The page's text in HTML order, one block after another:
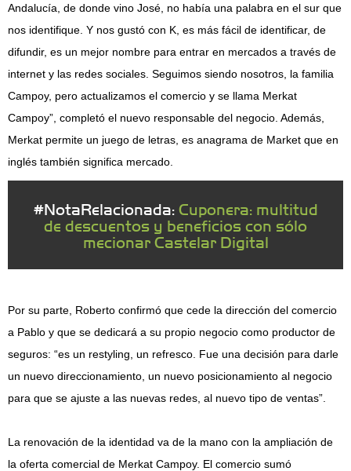
Andalucía, de donde vino José, no había una palabra en el sur que
nos identifique. Y nos gustó con K, es más fácil de identificar, de
difundir, es un mejor nombre para entrar en mercados a través de
internet y las redes sociales. Seguimos siendo nosotros, la familia
Campoy, pero actualizamos el comercio y se llama Merkat
Campoy”, completó el nuevo responsable del negocio. Además,
Merkat permite un juego de letras, es anagrama de Market que en
inglés también significa mercado.
#NotaRelacionada: Cuponera: multitud
de descuentos y beneficios con sólo
mecionar Castelar Digital
Por su parte, Roberto confirmó que cede la dirección del comercio
a Pablo y que se dedicará a su propio negocio como productor de
seguros: “es un restyling, un refresco. Fue una decisión para darle
un nuevo direccionamiento, un nuevo posicionamiento al negocio
para que se ajuste a las nuevas redes, al nuevo tipo de ventas”.
La renovación de la identidad va de la mano con la ampliación de
la oferta comercial de Merkat Campoy. El comercio sumó